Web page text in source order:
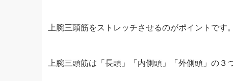
上腕三頭筋をストレッチさせるのがポイントです。
上腕三頭筋は「長頭」「内側頭」「外側頭」の３